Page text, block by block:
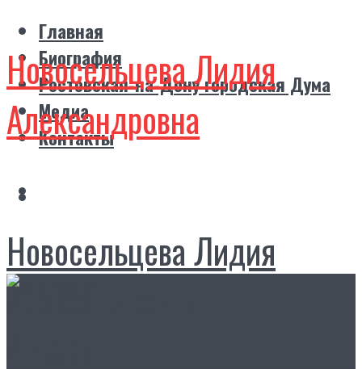
Главная
Биография
Ростовская-на-Дону городская Дума
Медиа
Контакты
Новосельцева Лидия
Александровна
Новосельцева Лидия
Александровна